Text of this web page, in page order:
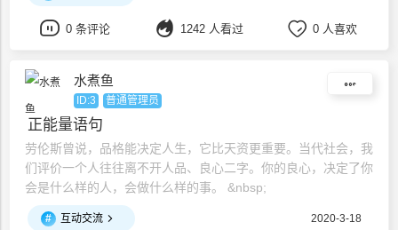
0 条评论 1242 人看过 0 人喜欢
水煮鱼
ID:3 普通管理员
正能量语句
劳伦斯曾说，品格能决定人生，它比天资更重要。当代社会，我
们评价一个人往往离不开人品、良心二字。你的良心，决定了你
会是什么样的人，会做什么样的事。 &nbsp;
# 互动交流 2020-3-18